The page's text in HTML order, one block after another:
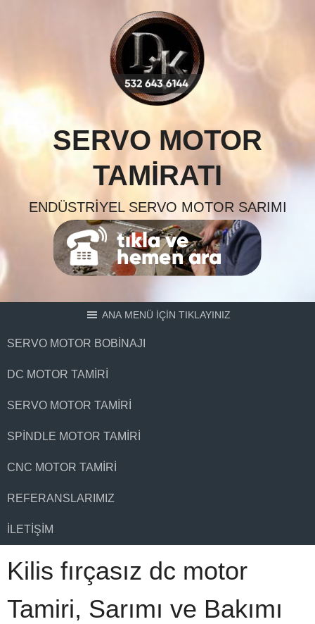
SERVO MOTOR
TAMIRATI
ENDÜSTRIYEL SERVO MOTOR SARIMI
ANA MENÜ İÇİN TIKLAYINIZ
SERVO MOTOR BOBINAJI
DC MOTOR TAMIRI
SERVO MOTOR TAMIRI
SPINDLE MOTOR TAMIRI
CNC MOTOR TAMIRI
REFERANSLARIMIZ
İLETIŞIM
Kilis fırçasız dc motor
Tamiri, Sarımı ve Bakımı